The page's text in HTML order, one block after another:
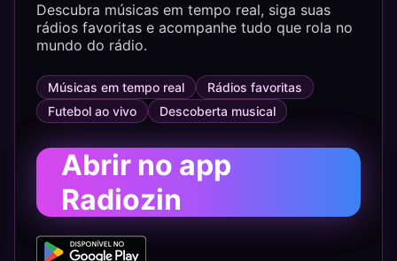
Descubra músicas em tempo real, siga suas
rádios favoritas e acompanhe tudo que rola no
mundo do rádio.
Músicas em tempo real
Rádios favoritas
Futebol ao vivo
Descoberta musical
Abrir no app
Radiozin